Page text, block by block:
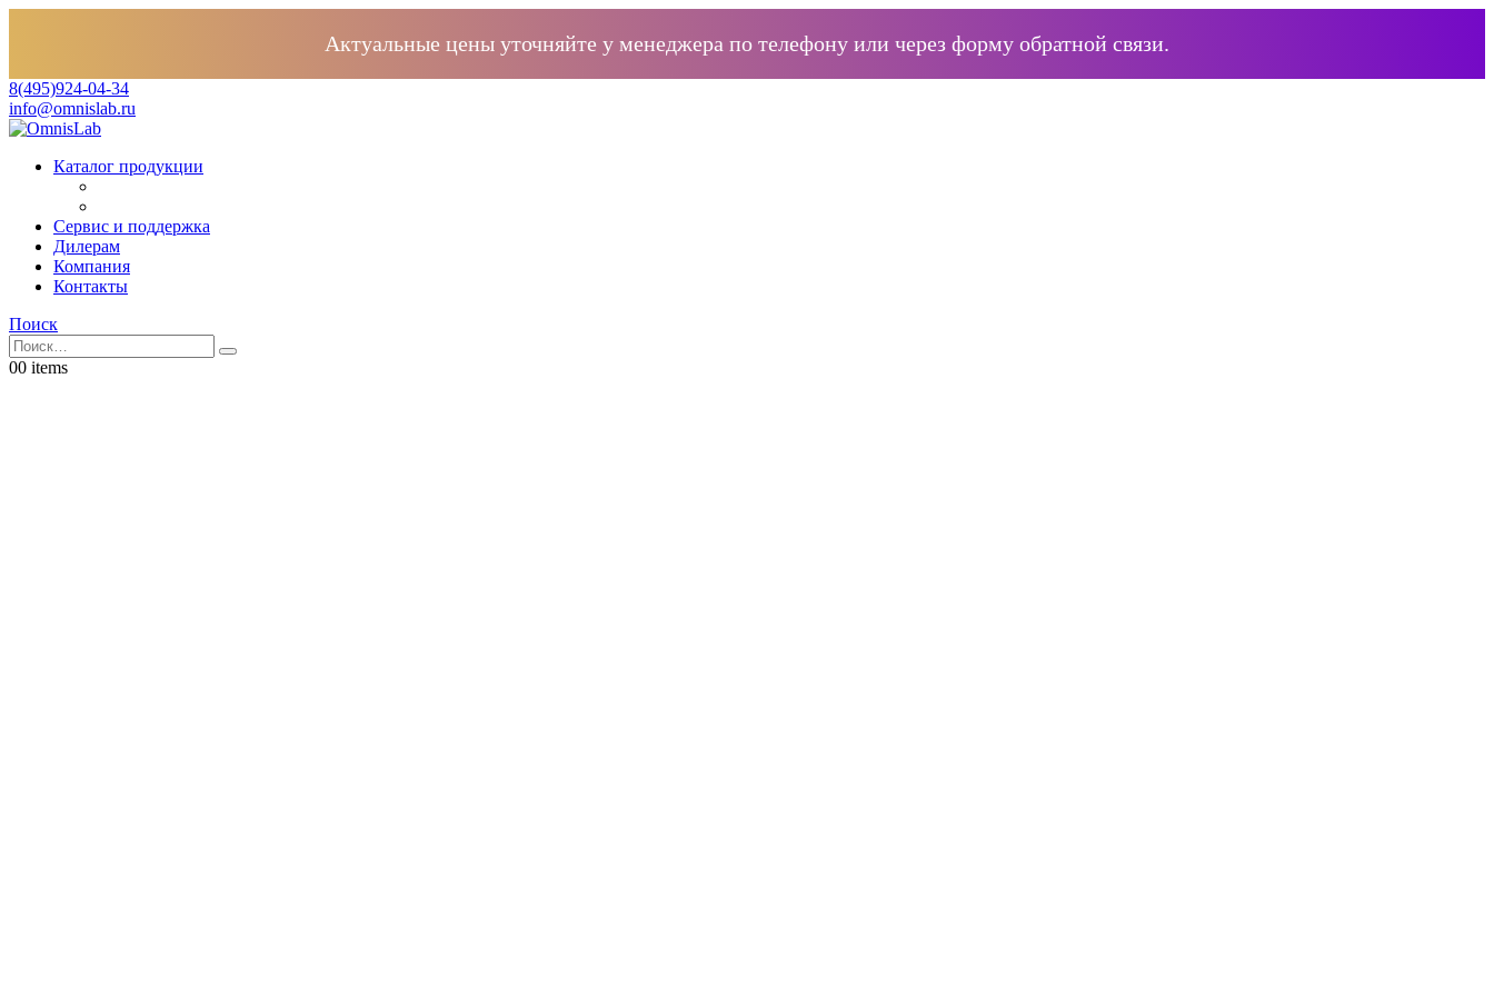
Актуальные цены уточняйте у менеджера по телефону или через форму обратной связи.
8(495)924-04-34
info@omnislab.ru
Каталог продукции
Сервис и поддержка
Дилерам
Компания
Контакты
Поиск
00 items